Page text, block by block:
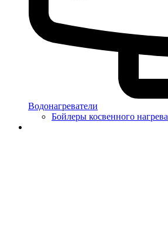
Водонагреватели
Бойлеры косвенного нагрева